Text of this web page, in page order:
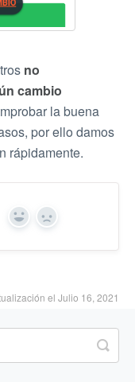
no
cambio
la buena
por ello damos
rápidamente.
Yes No
el Julio 16, 2021